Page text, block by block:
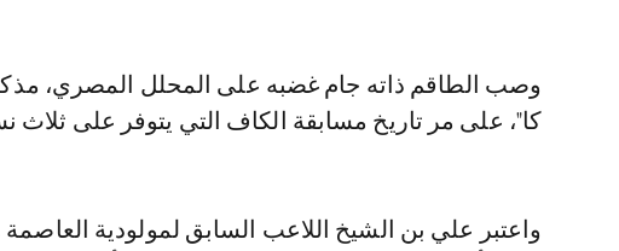
وصب الطاقم ذاته جام غضبه على المحلل المصري،
كا"، على مر تاريخ مسابقة الكاف التي يتوفر على ثلاث
واعتبر علي بن الشيخ اللاعب السابق لمولودية